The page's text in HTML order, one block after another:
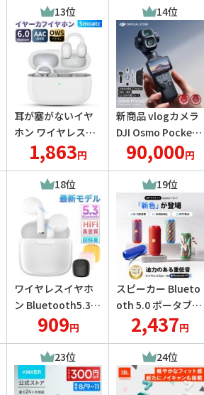
ット 片耳 日本語音
声通知 180°回転 超
長待機 左右耳兼用
【PL保険加入済み
製品・安心】
etooth対応 32V35
N TOSHIBA REGZA
13位
耳が塞がないイヤ
ホン ワイヤレスイ
ヤホン イヤーカフ
イヤホン bluetoot
h 6.0 装着感ゼロ E
NCノイズキャンセ
リング 痛くならな
いイヤホン 通話 hi-
fi高音質
1,863円
14位
新商品 vlogカメラ
DJI Osmo Pocket
4P スタンダードコ
ンボ ビデオカメラ
アクションカメラ
ジンバル タッチパ
ネル 高速充電 長時
間 Vlog 動画撮影 P
ocket4P
90,000円
18位
ワイヤレスイヤホ
ン Bluetooth5.3
ワイヤレスヘッド
ヤー型 ブルートゥ
ースイヤホン ENC
ノイズキャンセリ
909円
19位
スピーカー Blueto
oth 5.0 ポータブル
スピーカー ワイヤ
レススピーカー テ
レビスピーカー TW
S 重低音 スマホス
ピーカー AUX接続
2,437円
23位 24位